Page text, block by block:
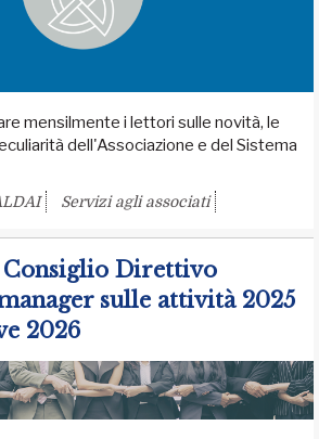
mensilmente i lettori sulle novità, le
dell'Associazione e del Sistema
Servizi agli associati
Consiglio Direttivo
sulle attività 2025
2026